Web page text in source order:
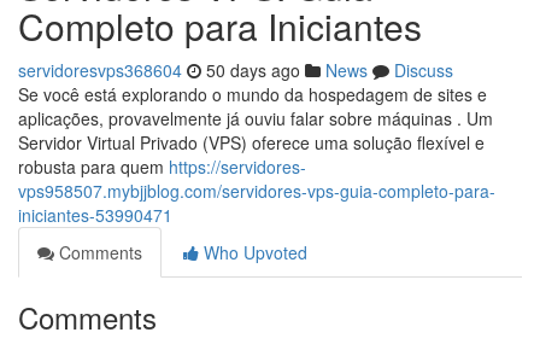
Completo para Iniciantes
servidoresvps368604 50 days ago News
Discuss
Se você está explorando o mundo da hospedagem de sites e
aplicações, provavelmente já ouviu falar sobre máquinas . Um
Servidor Virtual Privado (VPS) oferece uma solução flexível e
robusta para quem https://servidores-
vps958507.mybjjblog.com/servidores-vps-guia-completo-para-
iniciantes-53990471
Comments
Who Upvoted
Comments